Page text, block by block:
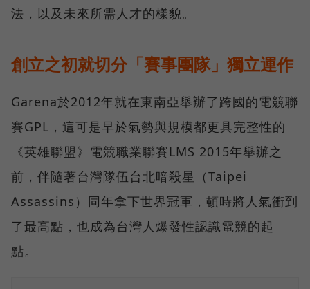
法，以及未來所需人才的樣貌。
創立之初就切分「賽事團隊」獨立運作
Garena於2012年就在東南亞舉辦了跨國的電競聯
賽GPL，這可是早於氣勢與規模都更具完整性的
《英雄聯盟》電競職業聯賽LMS 2015年舉辦之
前，伴隨著台灣隊伍台北暗殺星（Taipei
Assassins）同年拿下世界冠軍，頓時將人氣衝到
了最高點，也成為台灣人爆發性認識電競的起
點。